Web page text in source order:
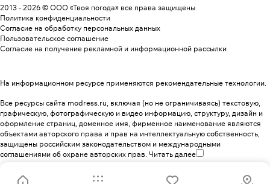
2013 - 2026 © ООО «Твоя погода» все права защищены
Политика конфиденциальности
Согласие на обработку персональных данных
Пользовательское соглашение
Согласие на получение рекламной и информационной рассылки
На информационном ресурсе применяются рекомендательные технологии.
Все ресурсы сайта modress.ru, включая (но не ограничиваясь) текстовую,
графическую, фотографическую и видео информацию, структуру, дизайн и
оформление страниц, доменное имя, фирменное наименование являются
объектами авторского права и прав на интеллектуальную собственность,
защищены российским законодательством и международными
соглашениями об охране авторских прав. Читать далее